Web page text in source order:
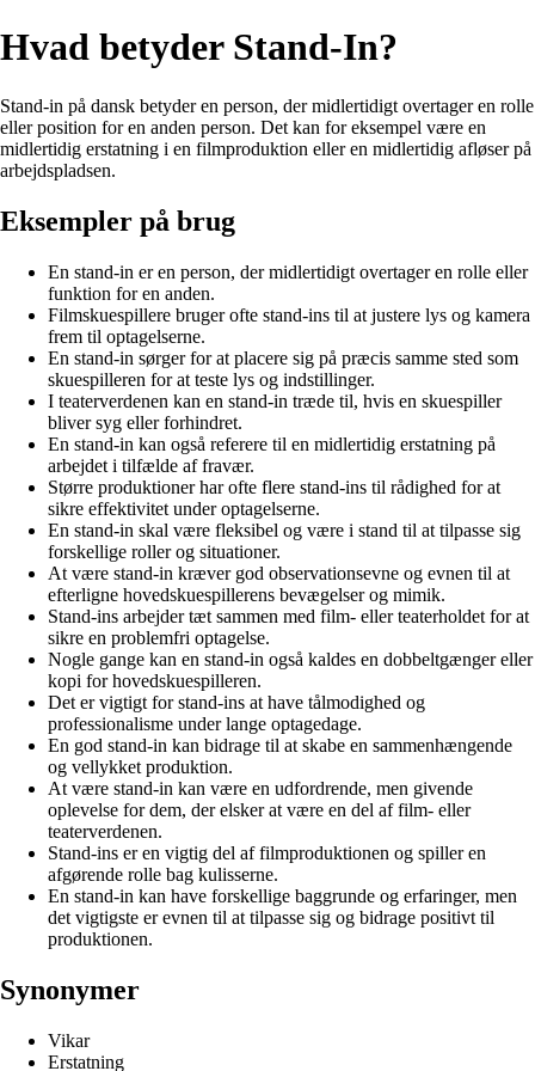
Hvad betyder Stand-In?
Stand-in på dansk betyder en person, der midlertidigt overtager en rolle
eller position for en anden person. Det kan for eksempel være en
midlertidig erstatning i en filmproduktion eller en midlertidig afløser på
arbejdspladsen.
Eksempler på brug
En stand-in er en person, der midlertidigt overtager en rolle eller
funktion for en anden.
Filmskuespillere bruger ofte stand-ins til at justere lys og kamera
frem til optagelserne.
En stand-in sørger for at placere sig på præcis samme sted som
skuespilleren for at teste lys og indstillinger.
I teaterverdenen kan en stand-in træde til, hvis en skuespiller
bliver syg eller forhindret.
En stand-in kan også referere til en midlertidig erstatning på
arbejdet i tilfælde af fravær.
Større produktioner har ofte flere stand-ins til rådighed for at
sikre effektivitet under optagelserne.
En stand-in skal være fleksibel og være i stand til at tilpasse sig
forskellige roller og situationer.
At være stand-in kræver god observationsevne og evnen til at
efterligne hovedskuespillerens bevægelser og mimik.
Stand-ins arbejder tæt sammen med film- eller teaterholdet for at
sikre en problemfri optagelse.
Nogle gange kan en stand-in også kaldes en dobbeltgænger eller
kopi for hovedskuespilleren.
Det er vigtigt for stand-ins at have tålmodighed og
professionalisme under lange optagedage.
En god stand-in kan bidrage til at skabe en sammenhængende
og vellykket produktion.
At være stand-in kan være en udfordrende, men givende
oplevelse for dem, der elsker at være en del af film- eller
teaterverdenen.
Stand-ins er en vigtig del af filmproduktionen og spiller en
afgørende rolle bag kulisserne.
En stand-in kan have forskellige baggrunde og erfaringer, men
det vigtigste er evnen til at tilpasse sig og bidrage positivt til
produktionen.
Synonymer
Vikar
Erstatning